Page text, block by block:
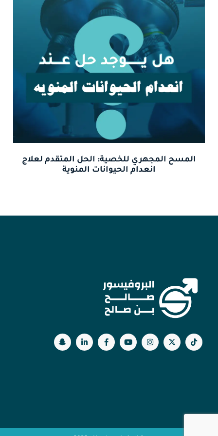
المسح المجهري للخصية: الحل المتقدم لعلاج
انعدام الحيوانات المنوية